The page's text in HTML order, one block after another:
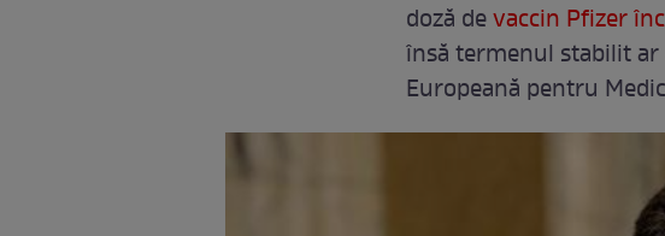
doză devaccin Pfizer
însă termenul stabilit ar
Europeană pentru